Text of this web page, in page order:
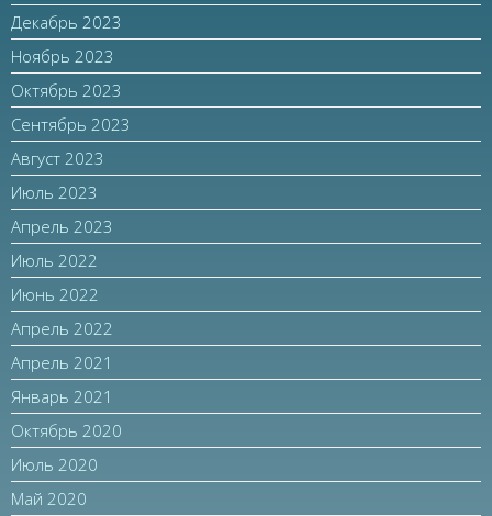
Декабрь 2023
Ноябрь 2023
Октябрь 2023
Сентябрь 2023
Август 2023
Июль 2023
Апрель 2023
Июль 2022
Июнь 2022
Апрель 2022
Апрель 2021
Январь 2021
Октябрь 2020
Июль 2020
Май 2020